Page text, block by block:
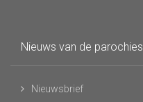
Nieuws van de parochies
Nieuwsbrief